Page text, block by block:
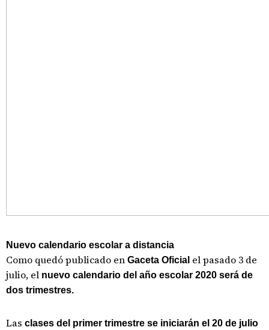
Nuevo calendario escolar a distancia
Como quedó publicado en Gaceta Oficial el pasado 3 de
julio, el nuevo calendario del año escolar 2020 será de
dos trimestres.
Las clases del primer trimestre se iniciarán el 20 de julio